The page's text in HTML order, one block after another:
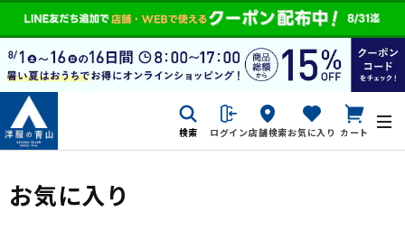
検索 ログイン店舗検索お気に入り カート
お気に入り